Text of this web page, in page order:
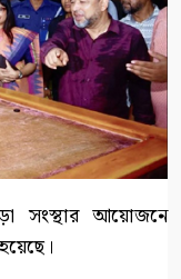
সংস্থার আয়োজনে